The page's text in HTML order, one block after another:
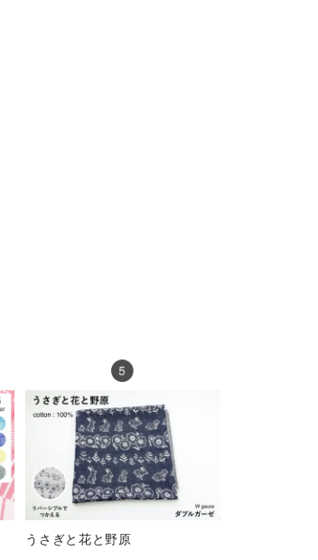
うさぎと花と野原